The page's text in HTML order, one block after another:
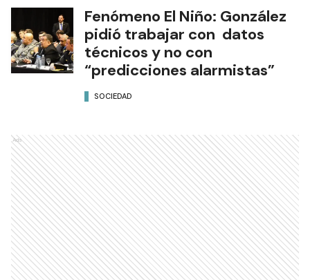
Fenómeno El Niño: González
pidió trabajar con datos
técnicos y no con
“predicciones alarmistas”
SOCIEDAD
Ads